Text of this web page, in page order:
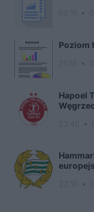
Poziom
Hapoel